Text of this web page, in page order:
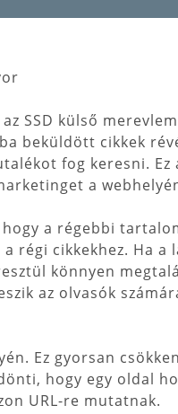
SSD külső
beküldött cikkek
fog keresni.
a
a régebbi
régi cikkekhez. Ha
könnyen
az olvasók
Ez gyorsan
hogy egy oldal
URL-re mutatnak.